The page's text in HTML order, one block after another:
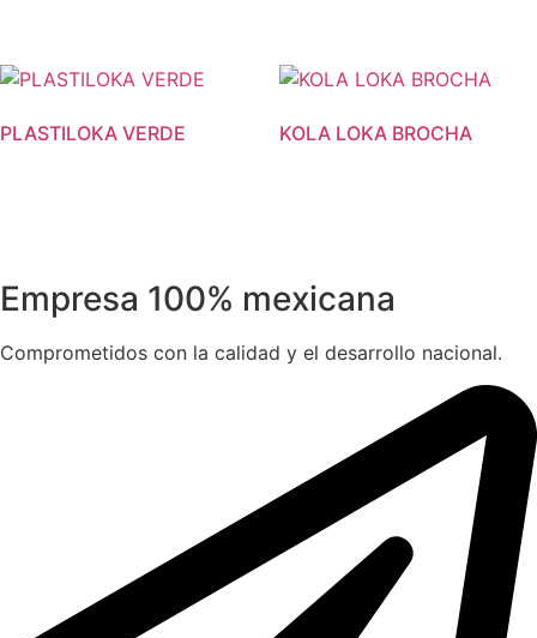
PLASTILOKA VERDE KOLA LOKA BROCHA
Empresa 100% mexicana
Comprometidos con la calidad y el desarrollo nacional.